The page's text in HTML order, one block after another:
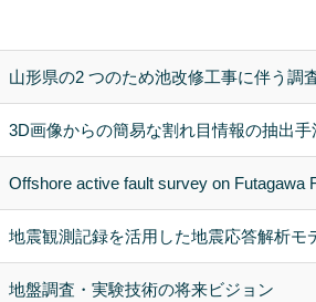
山形県の2 つのため池改修工事に伴う調
3D画像からの簡易な割れ目情報の抽出手
Offshore active fault survey on Futagawa
地震観測記録を活用した地震応答解析モ
地盤調査・実験技術の将来ビジョン